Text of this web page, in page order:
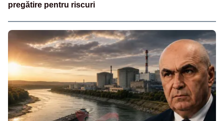
pregătire pentru riscuri